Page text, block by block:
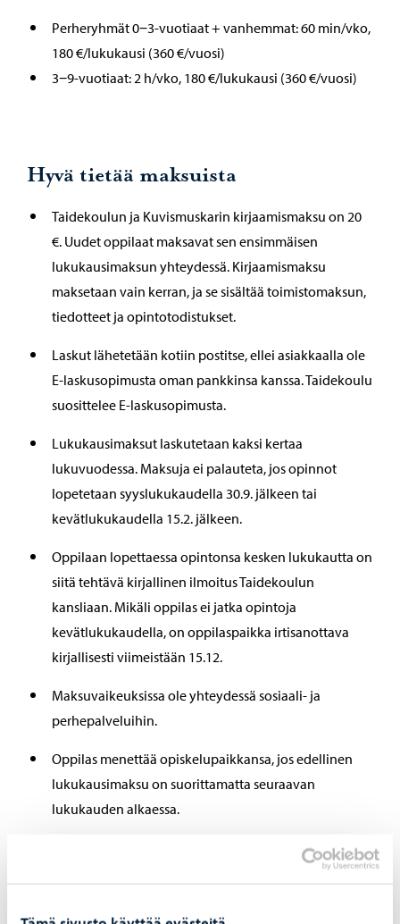
Perheryhmät 0−3-vuotiaat + vanhemmat: 60 min/vko,
180 €/lukukausi (360 €/vuosi)
3−9-vuotiaat: 2 h/vko, 180 €/lukukausi (360 €/vuosi)
Hyvä tietää maksuista
Taidekoulun ja Kuvismuskarin kirjaamismaksu on 20
€. Uudet oppilaat maksavat sen ensimmäisen
lukukausimaksun yhteydessä. Kirjaamismaksu
maksetaan vain kerran, ja se sisältää toimistomaksun,
tiedotteet ja opintotodistukset.
Laskut lähetetään kotiin postitse, ellei asiakkaalla ole
E-laskusopimusta oman pankkinsa kanssa. Taidekoulu
suosittelee E-laskusopimusta.
Lukukausimaksut laskutetaan kaksi kertaa
lukuvuodessa. Maksuja ei palauteta, jos opinnot
lopetetaan syyslukukaudella 30.9. jälkeen tai
kevätlukukaudella 15.2. jälkeen.
Oppilaan lopettaessa opintonsa kesken lukukautta on
siitä tehtävä kirjallinen ilmoitus Taidekoulun
kansliaan. Mikäli oppilas ei jatka opintoja
kevätlukukaudella, on oppilaspaikka irtisanottava
kirjallisesti viimeistään 15.12.
Maksuvaikeuksissa ole yhteydessä sosiaali- ja
perhepalveluihin.
Oppilas menettää opiskelupaikkansa, jos edellinen
lukukausimaksu on suorittamatta seuraavan
lukukauden alkaessa.